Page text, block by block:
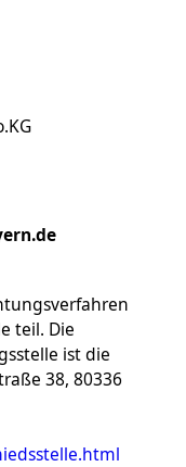
teil. Die
ist die
38, 80336